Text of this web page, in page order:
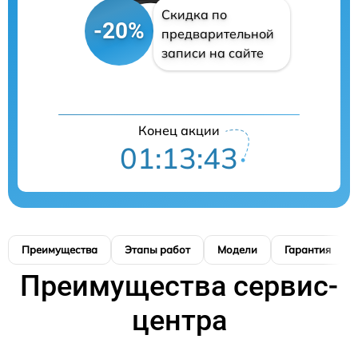
-20%
Скидка по
предварительной
записи на сайте
Конец акции
01:13:42
Преимущества Этапы работ Модели Гарантия
Преимущества сервис-
центра